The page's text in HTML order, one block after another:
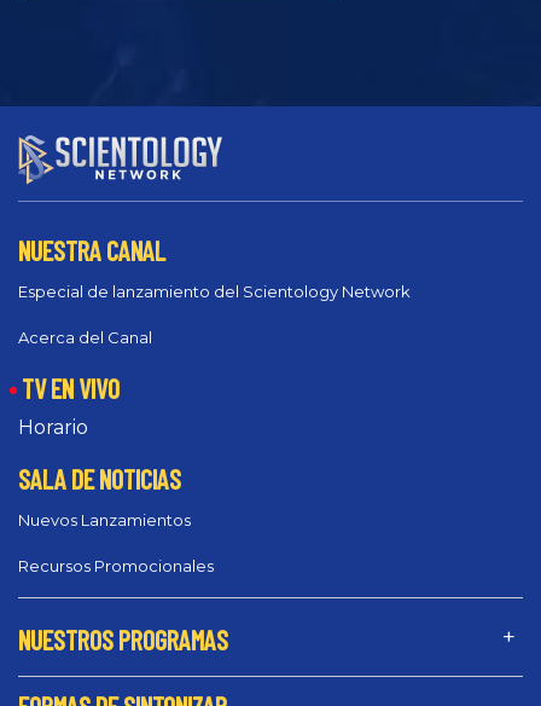
NUESTRA CANAL
Especial de lanzamiento del Scientology Network
Acerca del Canal
TV EN VIVO
Horario
SALA DE NOTICIAS
Nuevos Lanzamientos
Recursos Promocionales
NUESTROS PROGRAMAS